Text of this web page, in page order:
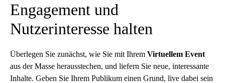
Engagement und
Nutzerinteresse halten
Überlegen Sie zunächst, wie Sie mit Ihrem Virtuellem Event
aus der Masse herausstechen, und liefern Sie neue, interessante
Inhalte. Geben Sie Ihrem Publikum einen Grund, live dabei sein